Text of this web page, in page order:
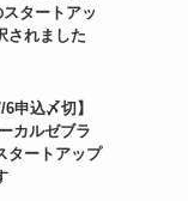
タートアッ
されました
申込〆切】
カルゼブラ
タートアップ